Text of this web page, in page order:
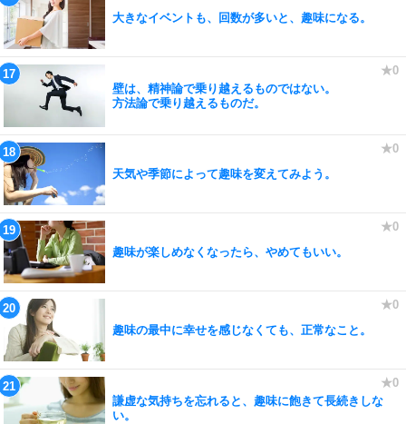
大きなイベントも、回数が多いと、趣味になる。
壁は、精神論で乗り越えるものではない。
方法論で乗り越えるものだ。
天気や季節によって趣味を変えてみよう。
趣味が楽しめなくなったら、やめてもいい。
趣味の最中に幸せを感じなくても、正常なこと。
謙虚な気持ちを忘れると、趣味に飽きて長続きしな
い。